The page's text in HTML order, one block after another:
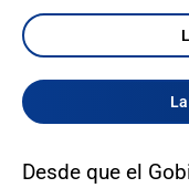
Desde que el